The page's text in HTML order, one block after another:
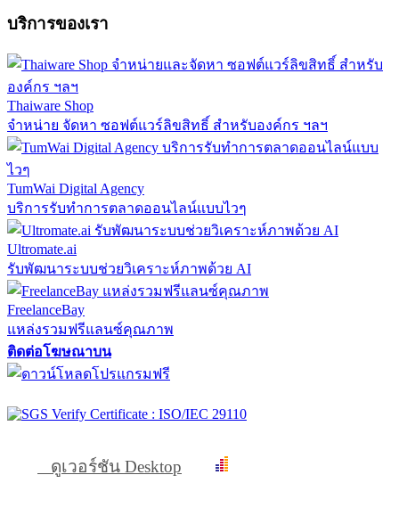
บริการของเรา
Thaiware Shop
จำหน่าย จัดหา ซอฟต์แวร์ลิขสิทธิ์ สำหรับองค์กร ฯลฯ
TumWai Digital Agency
บริการรับทำการตลาดออนไลน์แบบไวๆ
Ultromate.ai
รับพัฒนาระบบช่วยวิเคราะห์ภาพด้วย AI
FreelanceBay
แหล่งรวมฟรีแลนซ์คุณภาพ
ติดต่อโฆษณาบน
ดูเวอร์ชัน Desktop